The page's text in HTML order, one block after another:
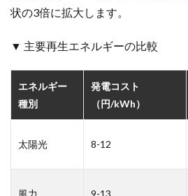
状の3倍に拡大します。
▼ 主要再生エネルギーの比較
エネルギー
種別
発電コスト
（円/kWh）
太陽光 8-12
風力 9-13